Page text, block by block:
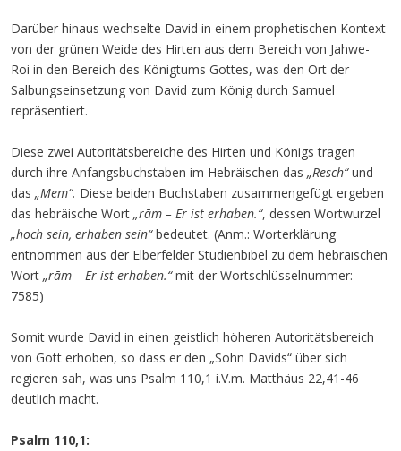
Darüber hinaus wechselte David in einem prophetischen Kontext
von der grünen Weide des Hirten aus dem Bereich von Jahwe-
Roi in den Bereich des Königtums Gottes, was den Ort der
Salbungseinsetzung von David zum König durch Samuel
repräsentiert.
Diese zwei Autoritätsbereiche des Hirten und Königs tragen
durch ihre Anfangsbuchstaben im Hebräischen das „Resch“und
das „Mem“. Diese beiden Buchstaben zusammengefügt ergeben
das hebräische Wort „rām – Er ist erhaben.“, dessen Wortwurzel
„hoch sein, erhaben sein“bedeutet. (Anm.: Worterklärung
entnommen aus der Elberfelder Studienbibel zu dem hebräischen
Wort „rām – Er ist erhaben.“mit der Wortschlüsselnummer:
7585)
Somit wurde David in einen geistlich höheren Autoritätsbereich
von Gott erhoben, so dass er den „Sohn Davids“ über sich
regieren sah, was uns Psalm 110,1 i.V.m. Matthäus 22,41-46
deutlich macht.
Psalm 110,1: